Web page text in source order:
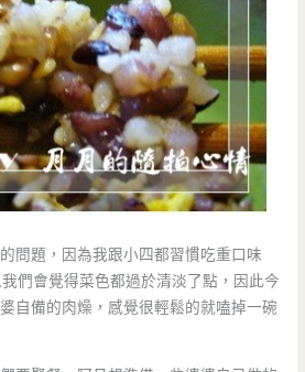
問題，因為我跟小四都習慣吃重口味
我們會覺得菜色都過於清淡了點，因此今
自備的肉燥，感覺很輕鬆的就嗑掉一碗